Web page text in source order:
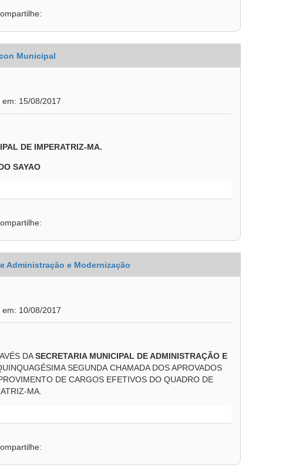
Municipal
15/08/2017
DE IMPERATRIZ-MA.
SAYAO
Administração e Modernização
10/08/2017
DASECRETARIA MUNICIPAL DE ADMINISTRAÇÃO E
SEGUNDA CHAMADA DOS APROVADOS
DE CARGOS EFETIVOS DO QUADRO DE
MA.